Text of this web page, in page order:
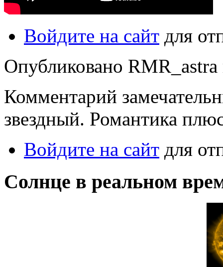
Войдите на сайт для
Опубликовано
Комментарий
звездный. Романтика
Войдите на сайт для
Солнце в реальном